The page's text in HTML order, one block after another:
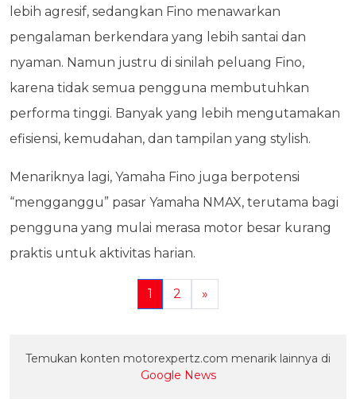
lebih agresif, sedangkan Fino menawarkan
pengalaman berkendara yang lebih santai dan
nyaman. Namun justru di sinilah peluang Fino,
karena tidak semua pengguna membutuhkan
performa tinggi. Banyak yang lebih mengutamakan
efisiensi, kemudahan, dan tampilan yang stylish.
Menariknya lagi, Yamaha Fino juga berpotensi
“mengganggu” pasar Yamaha NMAX, terutama bagi
pengguna yang mulai merasa motor besar kurang
praktis untuk aktivitas harian.
1 2 »
Temukan konten motorexpertz.com menarik lainnya di
Google News